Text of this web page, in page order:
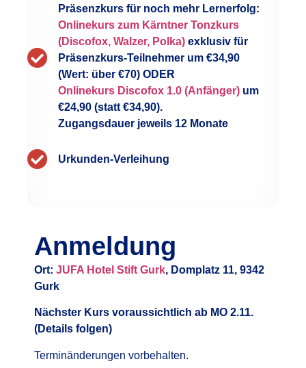
Präsenzkurs für noch mehr Lernerfolg:
Onlinekurs zum Kärntner Tonzkurs
(Discofox, Walzer, Polka) exklusiv für
Präsenzkurs-Teilnehmer um €34,90
(Wert: über €70) ODER
Onlinekurs Discofox 1.0 (Anfänger) um
€24,90 (statt €34,90).
Zugangsdauer jeweils 12 Monate
Urkunden-Verleihung
Anmeldung
Ort: JUFA Hotel Stift Gurk, Domplatz 11, 9342
Gurk
Nächster Kurs voraussichtlich ab MO 2.11.
(Details folgen)
Terminänderungen vorbehalten.